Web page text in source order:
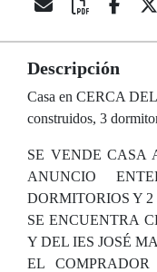
Descripción
Casa en CERCA
construidos, 3
SE VENDE CASA
ANUNCIO
DORMITORIOS Y 2
SE ENCUENTRA
Y DEL IES JOSÉ
EL